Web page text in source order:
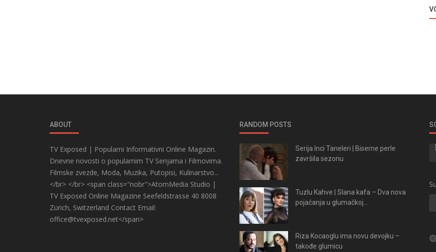
ABOUT
TV Exposed | Popularni Informativni Online Magazin.
Dnevne novosti o popularnim TV Serijama i Filmovima.
Filmske zvezde, Moda, Muzika, Putopisi, Kulinarstvo...
</br> </br> <span class="nobr">AtomMedia Studio |
TV Exposed Online Magazine Seefeldstrasse 40 8008
Zürich, Switzerland Contact Email:
office@tvexposed.net</span>
RANDOM POSTS
Serija Inci Taneleri | Biserne perle
završila sezonu
Tuzlu Kahve | Slana kafa – Dva nova
pojačanja u glumačkoj...
Riza Kocaoglu ima novu devojku –
takođe glumicu